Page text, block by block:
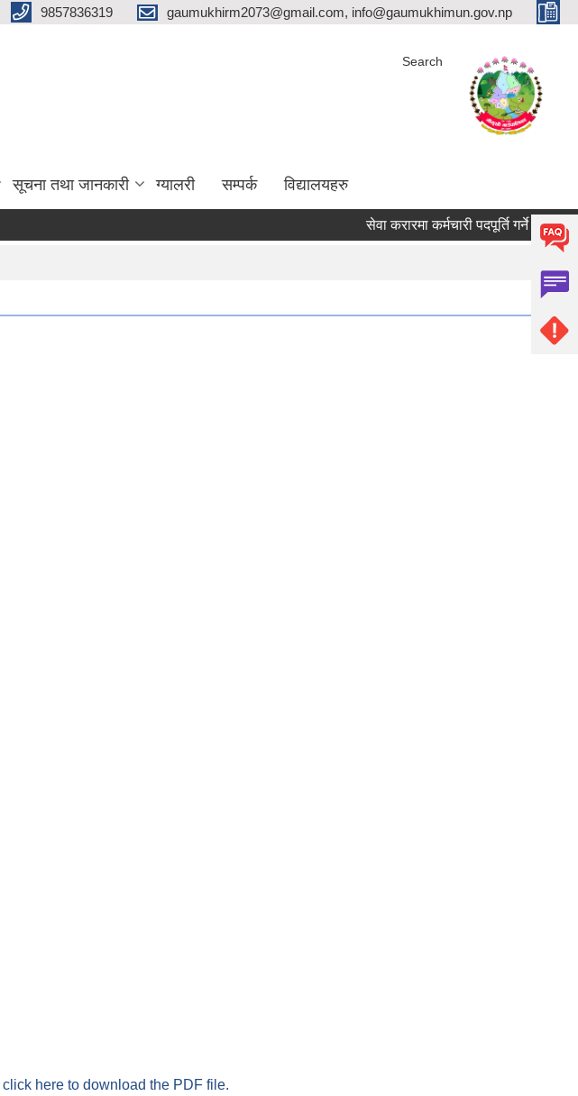
9857836319 gaumukhirm2073@gmail.com, info@gaumukhimun.gov.np
Search
सूचना तथा जानकारी ग्यालरी सम्पर्क विद्यालयहरु
सेवा करारमा कर्मचारी पदपूर्ति गर्ने सम्बन्धी सूचना
click here to download the PDF file.